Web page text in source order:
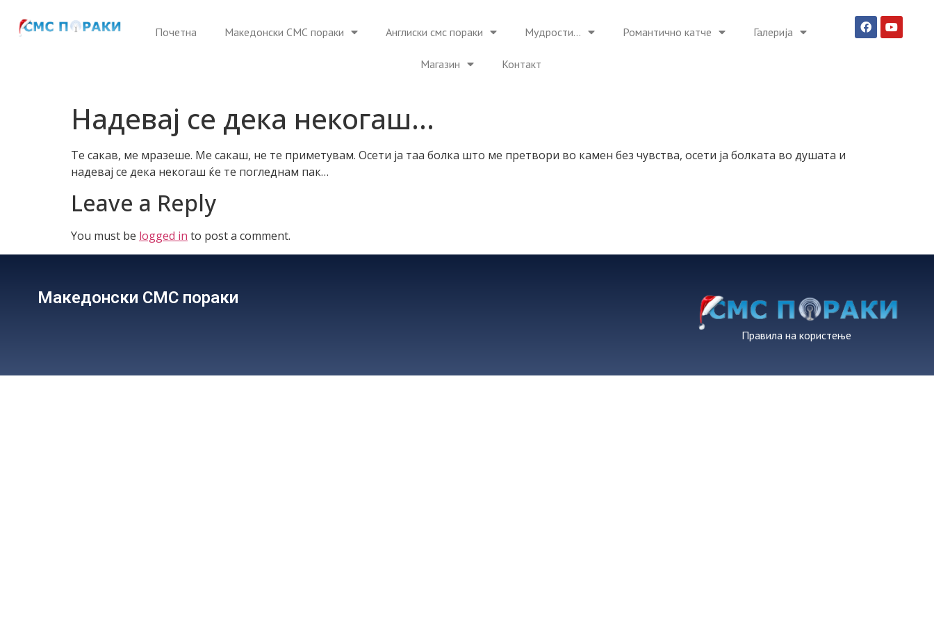
Почетна Македонски СМС пораки Англиски смс пораки Мудрости… Романтично катче Галерија
Магазин Контакт
Надевај се дека некогаш…
Те сакав, ме мразеше. Ме сакаш, не те приметувам. Осети ја таа болка што ме претвори во камен без чувства, осети ја болката во душата и
надевај се дека некогаш ќе те погледнам пак…
Leave a Reply
You must be logged in to post a comment.
Македонски СМС пораки
Правила на користење